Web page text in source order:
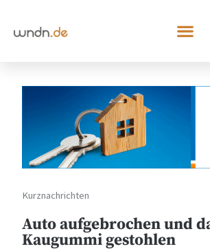
Kurznachrichten
Auto aufgebrochen und
Kaugummi gestohlen